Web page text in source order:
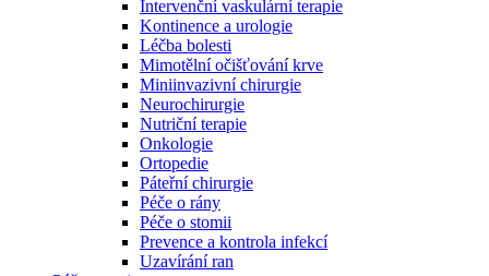
Odborné ambulance
Naše specializované ambulance jsou tu pro vás. Zvolte
specializaci a město, které potřebujete, a objednejte se do naší
ambulance.
Intervenční vaskulární terapie
Kontinence a urologie
Léčba bolesti
Mimotělní očišťování krve
Miniinvazivní chirurgie
Neurochirurgie
Nutriční terapie
Onkologie
Ortopedie
Páteřní chirurgie
Péče o rány
Péče o stomii
Prevence a kontrola infekcí
Uzavírání ran